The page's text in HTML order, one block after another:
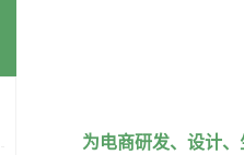
为电商研发、设计